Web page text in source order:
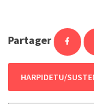
Partager
HARPIDETU/